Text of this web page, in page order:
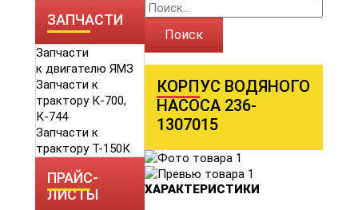
ЗАПЧАСТИ
Запчасти
к двигателю ЯМЗ
Запчасти к
трактору К-700,
К-744
Запчасти к
трактору Т-150К
ПРАЙС-
ЛИСТЫ
Поиск
КОРПУС ВОДЯНОГО
НАСОСА 236-
1307015
ХАРАКТЕРИСТИКИ